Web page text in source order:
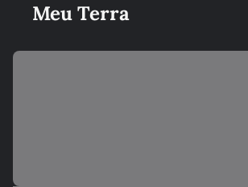
Meu Terra